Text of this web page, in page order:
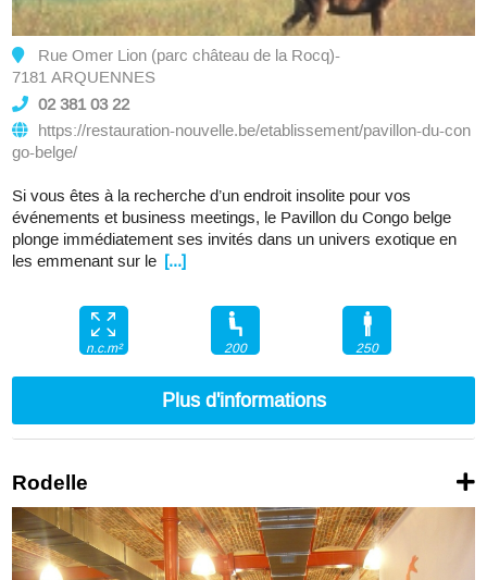
Rue Omer Lion (parc château de la Rocq)-
7181 ARQUENNES
02 381 03 22
https://restauration-nouvelle.be/etablissement/pavillon-du-con
go-belge/
Si vous êtes à la recherche d’un endroit insolite pour vos
événements et business meetings, le Pavillon du Congo belge
plonge immédiatement ses invités dans un univers exotique en
les emmenant sur le [...]
n.c.m² 200 250
Plus d'informations
Rodelle